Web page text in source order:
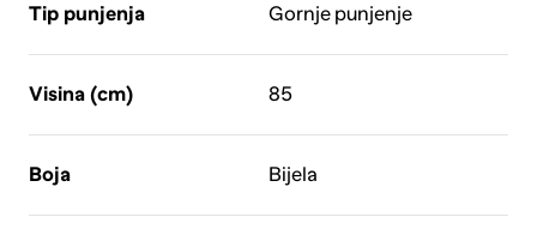
Tip punjenja Gornje punjenje
Visina (cm) 85
Boja Bijela